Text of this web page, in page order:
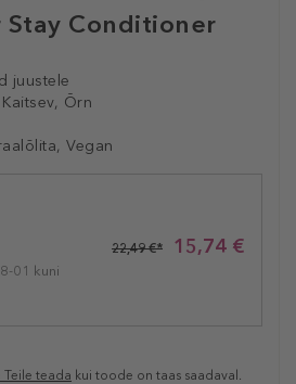
Stay Conditioner
juustele
Kaitsev, Õrn
Vegan
5st
01 kuni
15,74 €
22,49 €*
Teile teada kui toode on taas saadaval.